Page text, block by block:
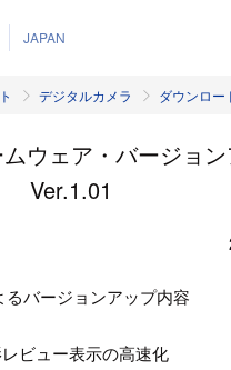
JAPAN
デジタルカメラ ダウンロー
ウェア・バージョン
Ver.1.01
バージョンアップ内容
ビュー表示の高速化